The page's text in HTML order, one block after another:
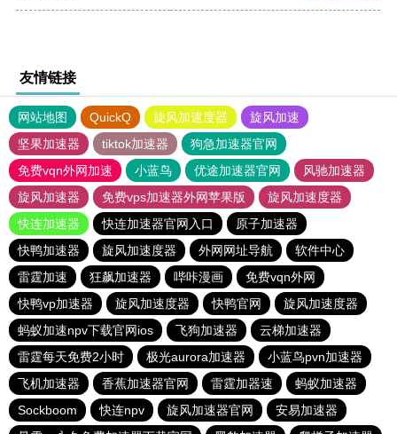
友情链接
网站地图 QuickQ 旋风加速度器
旋风加速
坚果加速器
tiktok加速器
狗急加速器官网
免费vqn外网加速
小蓝鸟 优途加速器官网
风驰加速器
旋风加速器
免费vps加速器外网苹果版
旋风加速度器
快连加速器
快连加速器官网入口
原子加速器
快鸭加速器
旋风加速度器 外网网址导航
软件中心
雷霆加速
狂飙加速器 哔咔漫画
免费vqn外网
快鸭vp加速器
旋风加速度器 快鸭官网
旋风加速度器
蚂蚁加速npv下载官网ios
飞狗加速器
云梯加速器
雷霆每天免费2小时
极光aurora加速器
小蓝鸟pvn加速器
飞机加速器
香蕉加速器官网 雷霆加器速
蚂蚁加速器
Sockboom
快连npv 旋风加速器官网
安易加速器